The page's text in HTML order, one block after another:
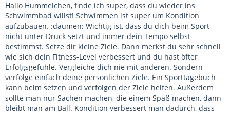
Hallo Hummelchen, finde ich super, dass du wieder ins
Schwimmbad willst! Schwimmen ist super um Kondition
aufzubauen. :daumen: Wichtig ist, dass du dich beim Sport
nicht unter Druck setzt und immer dein Tempo selbst
bestimmst. Setze dir kleine Ziele. Dann merkst du sehr schnell
wie sich dein Fitness-Level verbessert und du hast öfter
Erfolgsgefühle. Vergleiche dich nie mit anderen. Sondern
verfolge einfach deine persönlichen Ziele. Ein Sporttagebuch
kann beim setzen und verfolgen der Ziele helfen. Außerdem
sollte man nur Sachen machen, die einem Spaß machen, dann
bleibt man am Ball. Kondition verbessert man dadurch, dass